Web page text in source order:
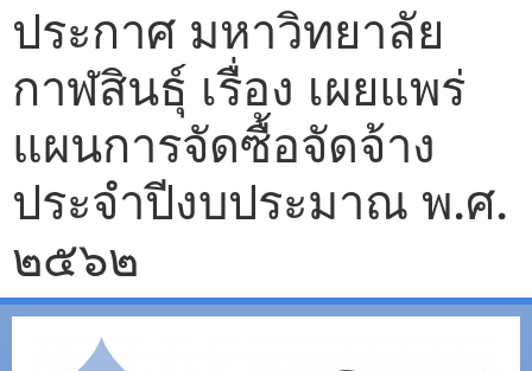
ประกาศ มหาวิทยาลัย
กาฬสินธุ์ เรื่อง เผยแพร่
แผนการจัดซื้อจัดจ้าง
ประจำปีงบประมาณ พ.ศ.
๒๕๖๒